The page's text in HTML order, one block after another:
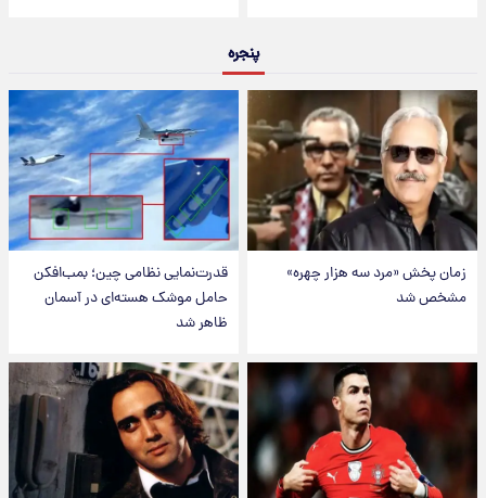
پنجره
زمان پخش «مرد سه هزار چهره»
مشخص شد
قدرت‌نمایی نظامی چین؛ بمب‌افکن
حامل موشک هسته‌ای در آسمان
ظاهر شد